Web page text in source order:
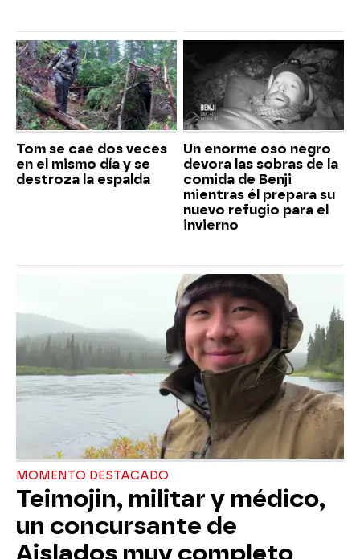
Tom se cae dos veces
en el mismo día y se
destroza la espalda
Un enorme oso negro
devora las sobras de la
comida de Benji
mientras él prepara su
nuevo refugio para el
invierno
MOMENTO DESTACADO
Teimojin, militar y médico,
un concursante de
Aislados muy completo